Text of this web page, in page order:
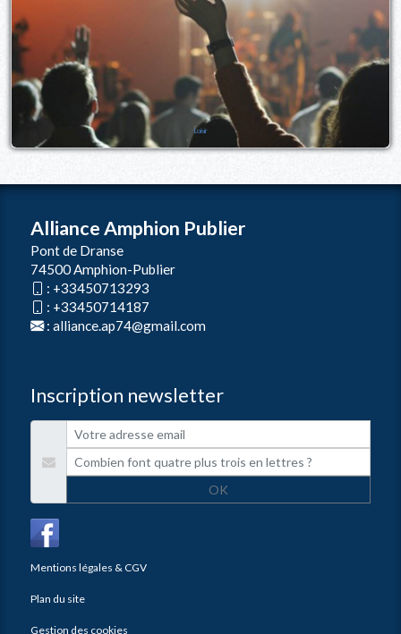
Loisir
Alliance Amphion Publier
Pont de Dranse
74500 Amphion-Publier
: +33450713293
: +33450714187
: alliance.ap74@gmail.com
Inscription newsletter
OK
Mentions légales & CGV
Plan du site
Gestion des cookies